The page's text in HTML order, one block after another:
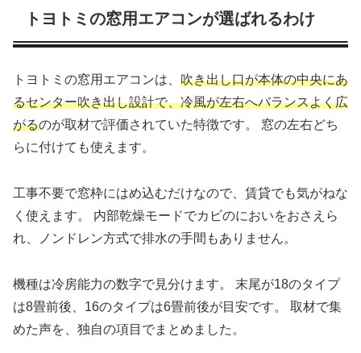
トヨトミの窓用エアコンが選ばれるわけ
トヨトミの窓用エアコンは、 吹き出し口が本体の中央にあ
るセンター吹き出し設計で、冷風が左右へバランスよく広
がるのが取材で評価されていた特徴です。 窓の左右どち
らに付けても使えます。
工事不要で窓枠にはめ込むだけなので、賃貸でも気がねな
く使えます。 内部乾燥モードでカビのにおいをおさえら
れ、ノンドレン方式で排水の手間もありません。
機種は冷房能力の数字で見分けます。 末尾が18のタイプ
は8畳前後、16のタイプは6畳前後が目安です。 取材で集
めた声を、独自の項目でまとめました。